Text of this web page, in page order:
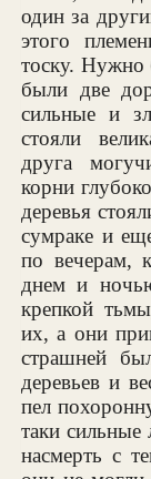
один за
этого
тоску. Нужно
были две
сильные и
стояли
друга
корни
деревья
сумраке и
по вечерам,
днем и
крепкой
их, а они
страшней
деревьев и
пел
таки
насмерть с